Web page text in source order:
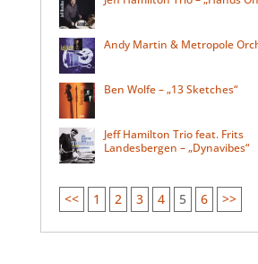
Andy Martin & Metropole
Ben Wolfe – „13 Sketches“
Jeff Hamilton Trio feat. Frits
Landesbergen – „Dynavibes“
<< 1 2 3 4 5 6 >>